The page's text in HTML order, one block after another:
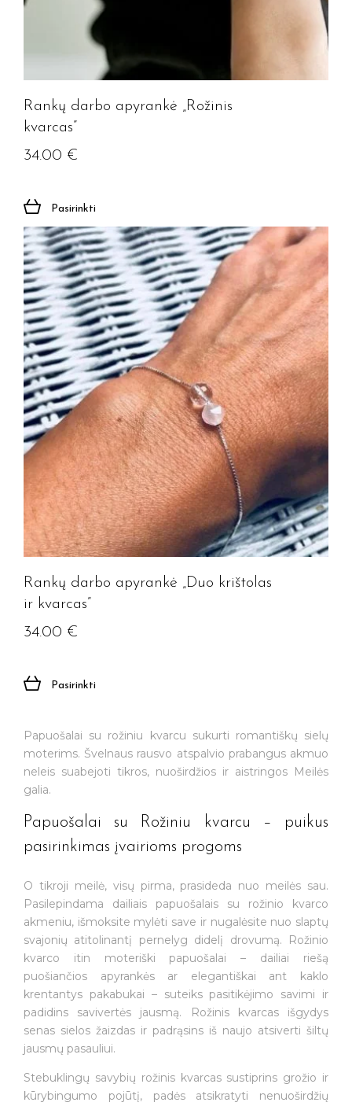
Rankų darbo apyrankė „Rožinis
kvarcas”
34.00 €
Pasirinkti
Rankų darbo apyrankė „Duo krištolas
ir kvarcas”
34.00 €
Pasirinkti
Papuošalai su rožiniu kvarcu sukurti romantiškų sielų
moterims. Švelnaus rausvo atspalvio prabangus akmuo
neleis suabejoti tikros, nuoširdžios ir aistringos Meilės
galia.
Papuošalai su Rožiniu kvarcu – puikus
pasirinkimas įvairioms progoms
O tikroji meilė, visų pirma, prasideda nuo meilės sau.
Pasilepindama dailiais papuošalais su rožinio kvarco
akmeniu, išmoksite mylėti save ir nugalėsite nuo slaptų
svajonių atitolinantį pernelyg didelį drovumą. Rožinio
kvarco itin moteriški papuošalai – dailiai riešą
puošiančios apyrankės ar elegantiškai ant kaklo
krentantys pakabukai – suteiks pasitikėjimo savimi ir
padidins savivertės jausmą. Rožinis kvarcas išgydys
senas sielos žaizdas ir padrąsins iš naujo atsiverti šiltų
jausmų pasauliui.
Stebuklingų savybių rožinis kvarcas sustiprins grožio ir
kūrybingumo pojūtį, padės atsikratyti nenuoširdžių
Jūsų el. paštas
Prenumeruoti